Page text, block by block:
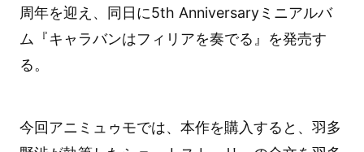
周年を迎え、同日に5th Anniversaryミニアルバ
ム『キャラバンはフィリアを奏でる』を発売す
る。
今回アニミュゥモでは、本作を購入すると、羽多